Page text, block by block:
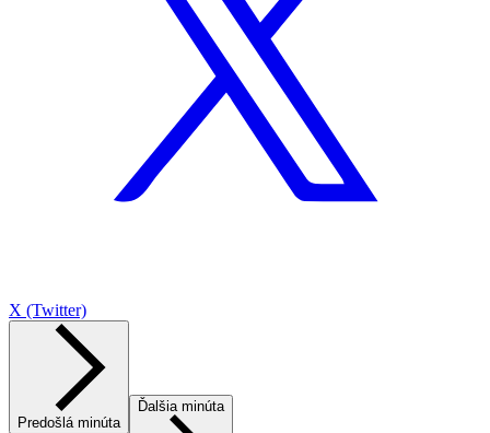
X (Twitter)
Predošlá minúta
Ďalšia minúta